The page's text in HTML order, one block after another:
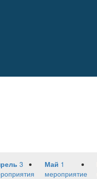
3
Май 1
мероприятие